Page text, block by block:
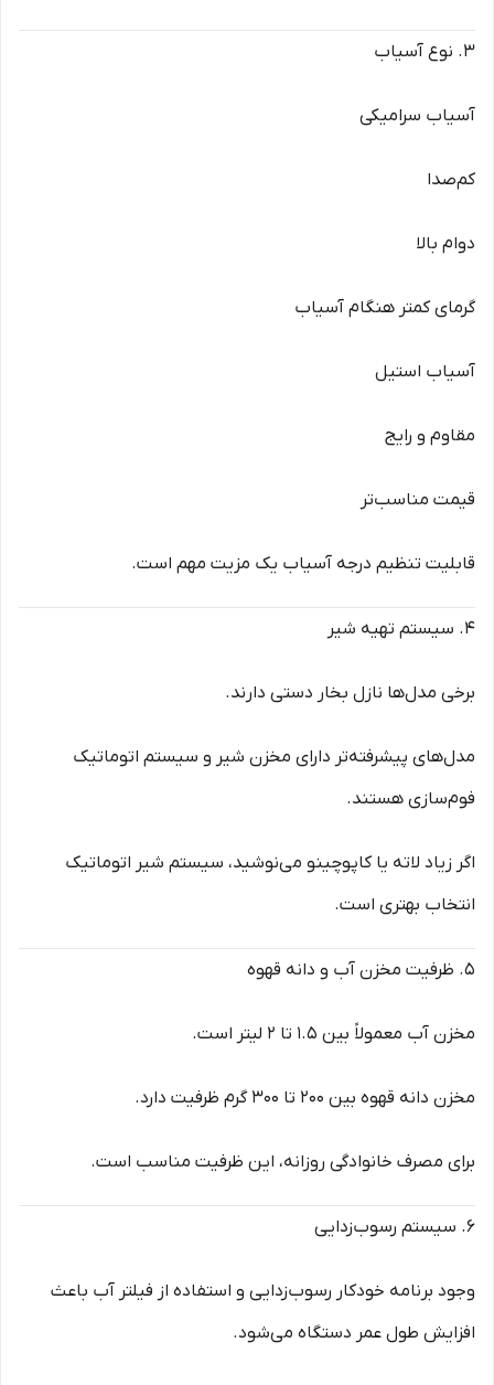
3. نوع آسیاب
آسیاب سرامیکی
کم‌صدا
دوام بالا
گرمای کمتر هنگام آسیاب
آسیاب استیل
مقاوم و رایج
قیمت مناسب‌تر
قابلیت تنظیم درجه آسیاب یک مزیت مهم است.
4. سیستم تهیه شیر
برخی مدل‌ها نازل بخار دستی دارند.
مدل‌های پیشرفته‌تر دارای مخزن شیر و سیستم اتوماتیک
فوم‌سازی هستند.
اگر زیاد لاته یا کاپوچینو می‌نوشید، سیستم شیر اتوماتیک
انتخاب بهتری است.
5. ظرفیت مخزن آب و دانه قهوه
مخزن آب معمولاً بین 1.5 تا 2 لیتر است.
مخزن دانه قهوه بین 200 تا 300 گرم ظرفیت دارد.
برای مصرف خانوادگی روزانه، این ظرفیت مناسب است.
6. سیستم رسوب‌زدایی
وجود برنامه خودکار رسوب‌زدایی و استفاده از فیلتر آب باعث
افزایش طول عمر دستگاه می‌شود.